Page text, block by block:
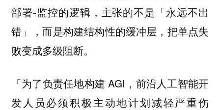
部署-监控的逻辑，主张的不是「永远不出
错」
，而是构建结构性的缓冲层，把单点失
败变成多级阻断。
「为了负责任地构建 AGI，前沿人工智能开
发人员必须积极主动地计划减轻严重伤